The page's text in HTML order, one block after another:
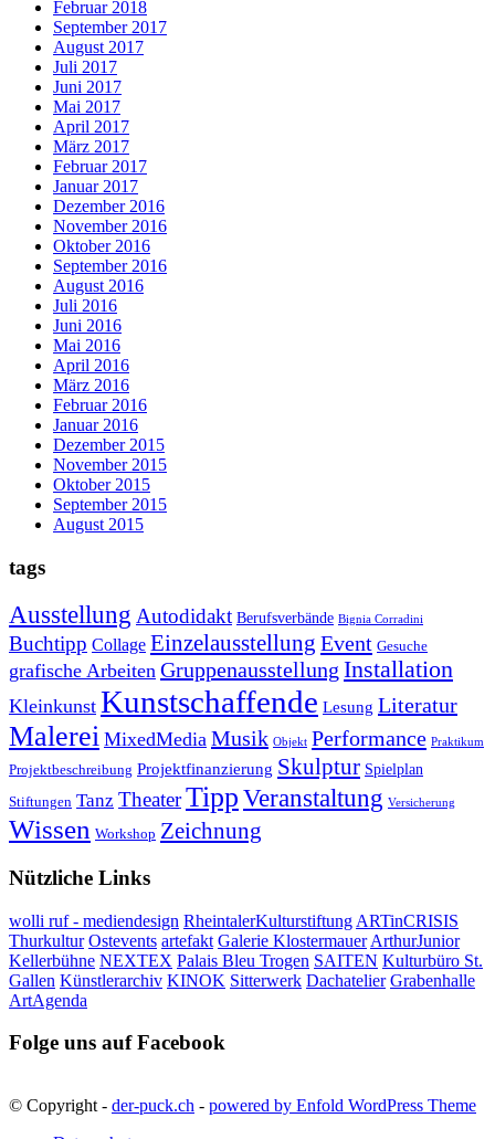
Februar 2018
September 2017
August 2017
Juli 2017
Juni 2017
Mai 2017
April 2017
März 2017
Februar 2017
Januar 2017
Dezember 2016
November 2016
Oktober 2016
September 2016
August 2016
Juli 2016
Juni 2016
Mai 2016
April 2016
März 2016
Februar 2016
Januar 2016
Dezember 2015
November 2015
Oktober 2015
September 2015
August 2015
tags
Ausstellung Autodidakt Berufsverbände Bignia Corradini
Buchtipp Collage Einzelausstellung Event Gesuche
grafische Arbeiten Gruppenausstellung Installation
Kleinkunst Kunstschaffende Lesung Literatur
Malerei MixedMedia Musik Objekt Performance Praktikum
Projektbeschreibung Projektfinanzierung Skulptur Spielplan
Stiftungen Tanz TheaterTippVeranstaltung Versicherung
Wissen Workshop Zeichnung
Nützliche Links
wolli ruf - mediendesign RheintalerKulturstiftung ARTinCRISIS
Thurkultur Ostevents artefakt Galerie Klostermauer ArthurJunior
Kellerbühne NEXTEX Palais Bleu Trogen SAITEN Kulturbüro St.
Gallen Künstlerarchiv KINOK Sitterwerk Dachatelier Grabenhalle
ArtAgenda
Folge uns auf Facebook
© Copyright - der-puck.ch - powered by Enfold WordPress Theme